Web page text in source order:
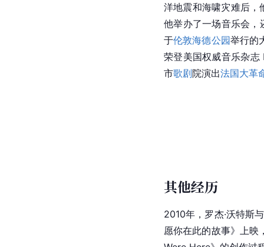
洋地震和海啸灾难后，
他举办了一场音乐会
于伦敦海德公园举行的
荣登美国权威音乐杂
市歌剧院演出法国大革
其他经历
2010年，罗杰·沃特斯与
愿你在此的故事》上映